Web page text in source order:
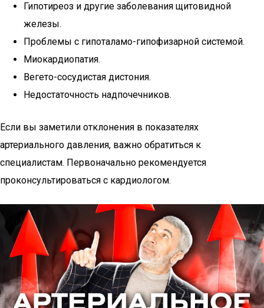
Гипотиреоз и другие заболевания щитовидной
железы.
Проблемы с гипоталамо-гипофизарной системой.
Миокардиопатия.
Вегето-сосудистая дистония.
Недостаточность надпочечников.
Если вы заметили отклонения в показателях
артериального давления, важно обратиться к
специалистам. Первоначально рекомендуется
проконсультироваться с кардиологом.